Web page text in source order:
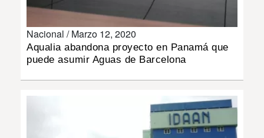
DEPORTES
MUNDO
Nacional /Marzo 12, 2020
Aqualia abandona proyecto en Panamá que
puede asumir Aguas de Barcelona